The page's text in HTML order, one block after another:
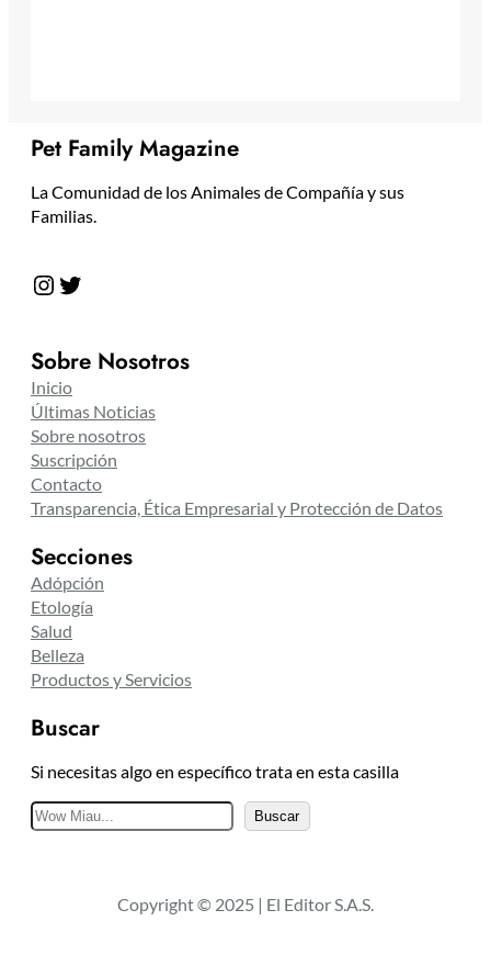
Pet Family Magazine
La Comunidad de los Animales de Compañía y sus
Familias.
Instagram Twitter
Sobre Nosotros
Inicio
Últimas Noticias
Sobre nosotros
Suscripción
Contacto
Transparencia, Ética Empresarial y Protección de Datos
Secciones
Adópción
Etología
Salud
Belleza
Productos y Servicios
Buscar
Si necesitas algo en específico trata en esta casilla
B
u
a
Buscar
Copyright © 2025 | El Editor S.A.S.